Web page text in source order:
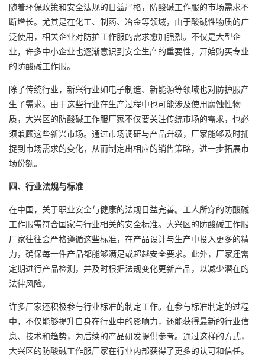
随着环保政策和安全法规的日益严格，防酸碱工作服的市场需求不
断增长。尤其是在化工、制药、冶金等领域，由于酸碱性物质的广
泛使用，相关企业对防护工作服的需求愈加强烈。不仅是大型企
业，许多中小企业也逐渐意识到安全生产的重要性，开始购买专业
的防酸碱工作服。
除了传统行业，新兴行业如电子制造、新能源等领域也对防护服产
生了需求。由于这些行业在生产过程中也可能涉及使用腐蚀性物
质，大兴区的防酸碱工作服厂家不仅要关注传统市场的需求，也必
须兼顾这些新兴市场。通过市场调研与产品升级，厂家能够及时捕
捉到市场需求的变化，从而制定出相应的销售策略，进一步拓展市
场份额。
四、行业法规与标准
在中国，关于职业安全与健康的法规日益完善。工人所穿的防酸碱
工作服需符合国家与行业相关的安全标准。大兴区的防酸碱工作服
厂家往往会严格遵循这些标准，在产品设计与生产中投入更多的精
力，确保每一件产品都能够满足或超越安全要求。此外，厂家还需
定期进行产品检测，并及时根据法规变化更新产品，以减少潜在的
法律风险。
许多厂家还积极参与行业标准的制定工作。在参与标准制定的过程
中，不仅能够提升自身在行业中的影响力，还能获得最新的行业信
息、技术和趋势，为后续的产品研发提供参考。通过这样的方式，
大兴区的防酸碱工作服厂家在行业内部获得了更多的认可和信任。